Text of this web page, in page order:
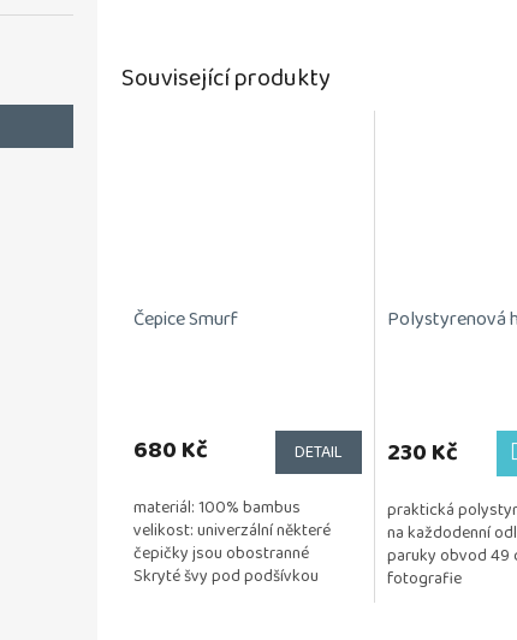
Související produkty
Čepice Smurf
680 Kč DETAIL
materiál: 100% bambus
velikost: univerzální některé
čepičky jsou obostranné
Skryté švy pod podšívkou
Polystyrenová
230 Kč
praktická
na každodenní
paruky obvod 49
fotografie